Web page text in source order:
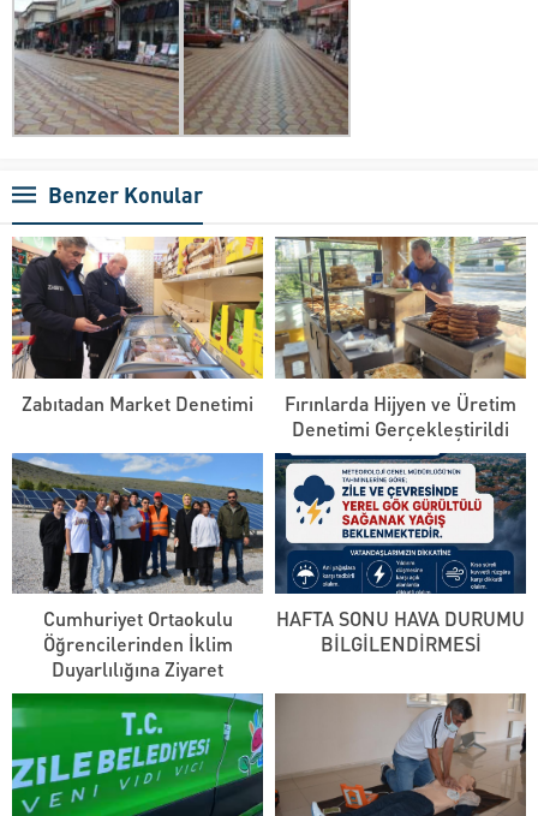
Benzer Konular
Zabıtadan Market Denetimi
Fırınlarda Hijyen ve Üretim
Denetimi Gerçekleştirildi
Cumhuriyet Ortaokulu
Öğrencilerinden İklim
Duyarlılığına Ziyaret
HAFTA SONU HAVA DURUMU
BİLGİLENDİRMESİ